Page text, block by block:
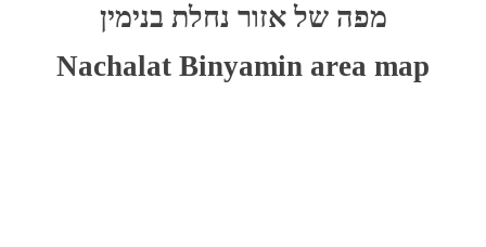
navigationמפה של אזור נחלת בנימין
Nachalat Binyamin area map